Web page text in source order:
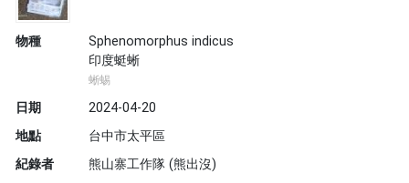
物種
Sphenomorphus indicus
印度蜓蜥
蜥蜴
日期
2024-04-20
地點
台中市太平區
紀錄者
熊山寨工作隊 (熊出沒)